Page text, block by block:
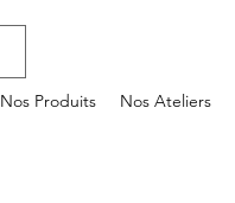
Nos Produits Nos Ateliers